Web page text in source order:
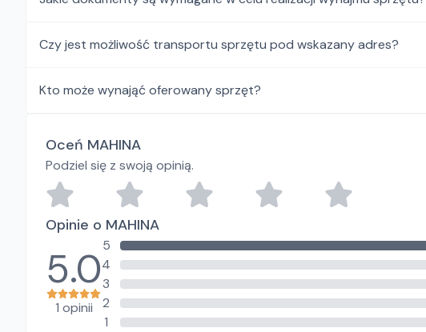
Czy jest możliwość transportu sprzętu pod wskazany adres?
Kto może wynająć oferowany sprzęt?
Oceń MAHINA
Podziel się z swoją opinią.
Opinie o MAHINA
5.0
1 opinii
5
4
3
2
1